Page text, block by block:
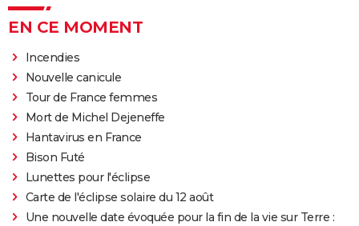
EN CE MOMENT
Incendies
Nouvelle canicule
Tour de France femmes
Mort de Michel Dejeneffe
Hantavirus en France
Bison Futé
Lunettes pour l'éclipse
Carte de l'éclipse solaire du 12 août
Une nouvelle date évoquée pour la fin de la vie sur Terre :